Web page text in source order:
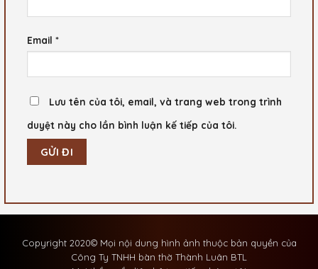
Email *
Lưu tên của tôi, email, và trang web trong trình
duyệt này cho lần bình luận kế tiếp của tôi.
Copyright 2020© Mọi nội dung hình ảnh thuộc bản quyền của
Công Ty TNHH bàn thờ Thành Luân BTL